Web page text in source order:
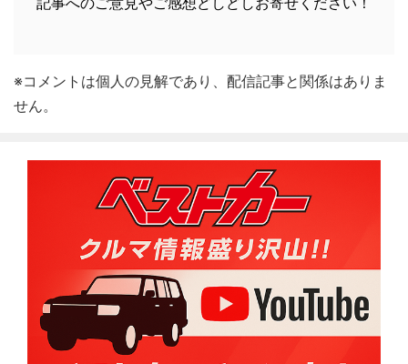
※コメントは個人の見解であり、配信記事と関係はありま
せん。